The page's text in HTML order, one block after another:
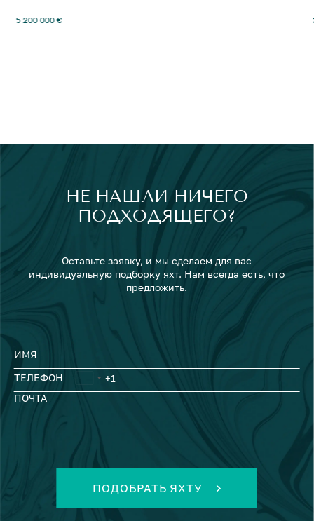
5 200 000 €
НЕ НАШЛИ НИЧЕГО
ПОДХОДЯЩЕГО?
Оставьте заявку, и мы сделаем для вас
индивидуальную подборку яхт. Нам всегда есть, что
предложить.
ИМЯ
ТЕЛЕФОН
ПОЧТА
ПОДОБРАТЬ ЯХТУ